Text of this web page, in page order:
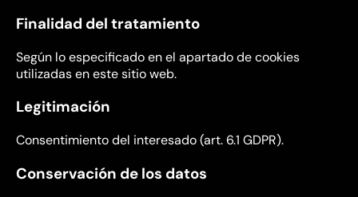
Finalidad del tratamiento
Según lo especificado en el apartado de cookies
utilizadas en este sitio web.
Legitimación
Consentimiento del interesado (art. 6.1 GDPR).
Conservación de los datos